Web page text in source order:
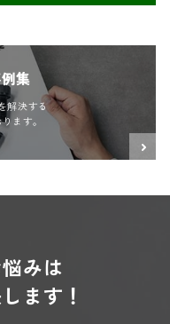
集
解決する
ます。
みは
ます！